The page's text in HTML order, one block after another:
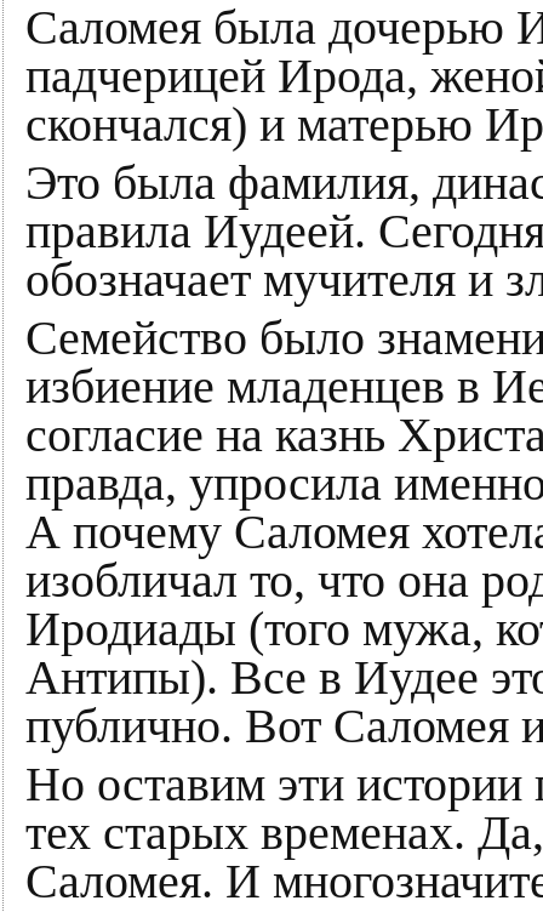
Саломея была дочерью
падчерицей Ирода,
скончался) и матерью
Это была фамилия,
правила Иудеей.
обозначает мучителя и
Семейство было
избиение младенцев в
согласие на казнь
правда, упросила
А почему Саломея
изобличал то, что она
Иродиады (того мужа,
Антипы). Все в Иудее
публично. Вот Саломея
Но оставим эти
тех старых временах.
Саломея. И